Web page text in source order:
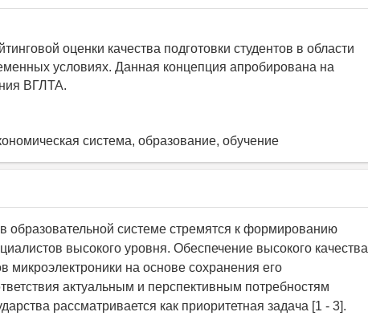
оценки качества подготовки студентов в области
условиях. Данная концепция апробирована на
ВГЛТА.
система, образование, обучение
образовательной системе стремятся к формированию
высокого уровня. Обеспечение высокого качества
микроэлектроники на основе сохранения его
актуальным и перспективным потребностям
рассматривается как приоритетная задача [1 - 3].